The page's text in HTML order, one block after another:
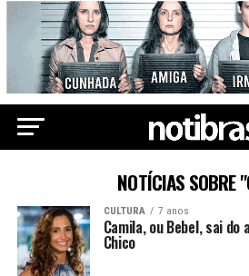
NOTÍCIAS SOBRE
CULTURA 7 anos
Camila, ou Bebel, sai do
Chico